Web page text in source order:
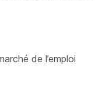
de l’emploi